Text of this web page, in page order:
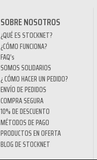
SOBRE NOSOTROS
¿QUÉ ES STOCKNET?
¿CÓMO FUNCIONA?
FAQ’s
SOMOS SOLIDARIOS
¿ CÓMO HACER UN PEDIDO?
ENVÍO DE PEDIDOS
COMPRA SEGURA
10% DE DESCUENTO
MÉTODOS DE PAGO
PRODUCTOS EN OFERTA
BLOG DE STOCKNET